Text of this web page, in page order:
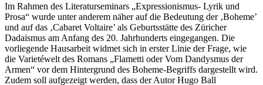
Im Rahmen des Literaturseminars „Expressionismus- Lyrik und
Prosa“ wurde unter anderem näher auf die Bedeutung der ‚Boheme’
und auf das ‚Cabaret Voltaire’ als Geburtsstätte des Züricher
Dadaismus am Anfang des 20. Jahrhunderts eingegangen. Die
vorliegende Hausarbeit widmet sich in erster Linie der Frage, wie
die Varietéwelt des Romans „Flametti oder Vom Dandysmus der
Armen“ vor dem Hintergrund des Boheme-Begriffs dargestellt wird.
Zudem soll aufgezeigt werden, dass der Autor Hugo Ball